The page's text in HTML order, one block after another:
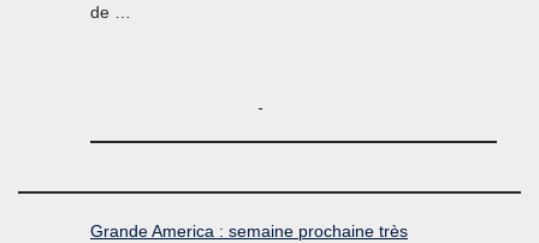
de …
Grande America : semaine prochaine très